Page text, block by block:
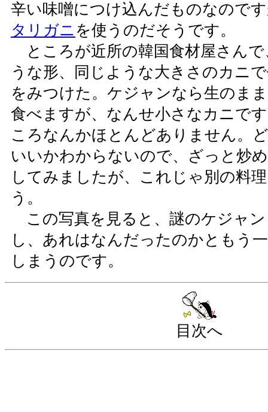
辛い味噌につけ込んだものなので
タリガニ を使うのだそうです。
ところが近所の韓国食材屋さん
うな形、同じような大きさのカニ
をみつけた。ケジャンなら生のま
食べますが、なんせ小さなカニで
ころなんかほとんどありません。
いいかわからないので、ざっと炒
してみましたが、これじゃ別の料
う。
この写真を見ると、謎のケジャ
し、あれはなんだったのかともう
しまうのです。
目次へ